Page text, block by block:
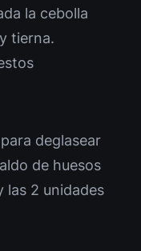
la cebolla
tierna.
deglasear
de huesos
las 2 unidades